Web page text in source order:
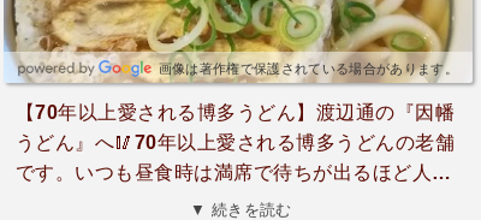
画像は著作権で保護されている場合があります。
【70年以上愛される博多うどん】渡辺通の『因幡
うどん』へ🥢70年以上愛される博多うどんの老舗
です。いつも昼食時は満席で待ちが出るほど人気
店です。人気の「肉ごぼう天うどん」美味しかっ
▼ 続きを読む